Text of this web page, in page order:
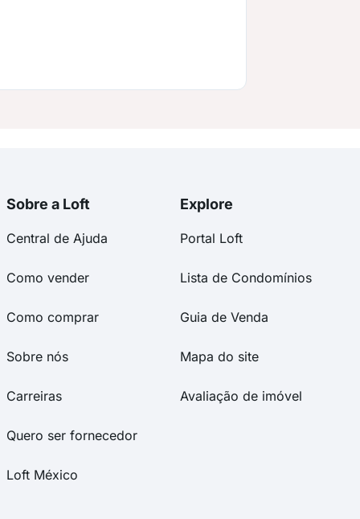
Sobre a Loft
Central de Ajuda
Como vender
Como comprar
Sobre nós
Carreiras
Quero ser fornecedor
Loft México
Explore
Portal Loft
Lista de Condomínios
Guia de Venda
Mapa do site
Avaliação de imóvel